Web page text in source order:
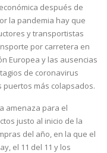
después de
la pandemia hay que
y transportistas
por carretera en
Europea y las ausencias
de coronavirus
más colapsados.
amenaza para el
justo al inicio de la
del año, en la que el
el 11 del 11 y los